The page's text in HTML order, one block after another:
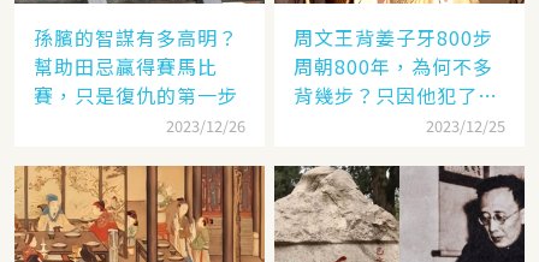
孫臏的智謀有多高明？
幫助田忌贏得賽馬比
賽，只是復仇的第一步
2023/12/26
周文王背姜子牙800步
周朝800年，為何不多
背幾步？只因他犯了個
2023/12/25